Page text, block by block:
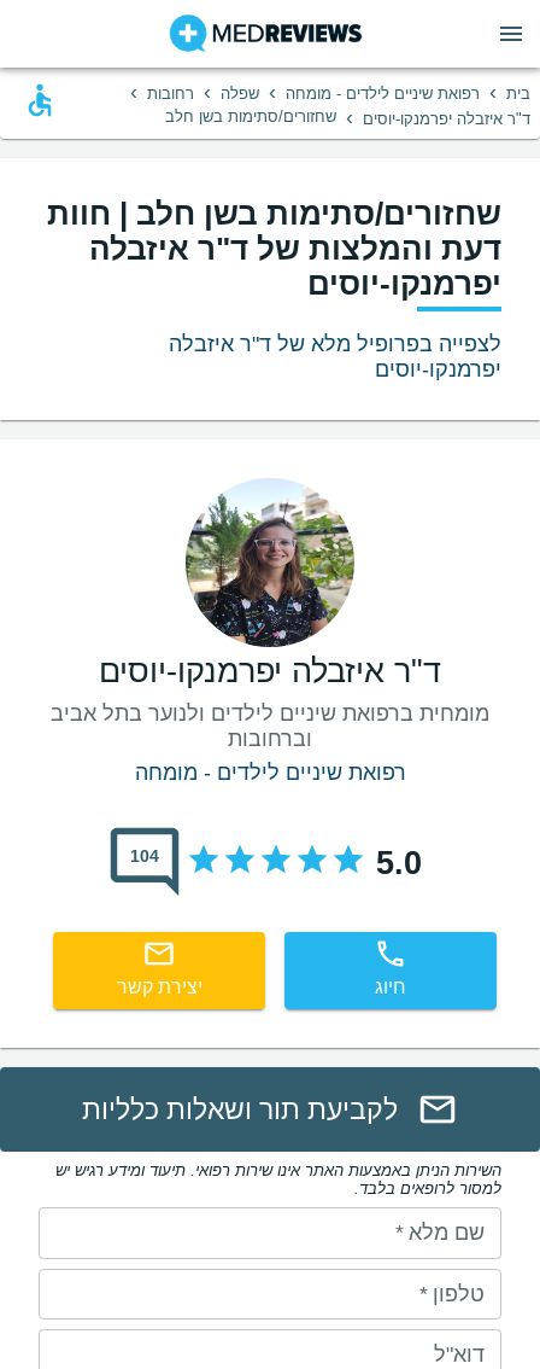
בית › רפואת שיניים לילדים - מומחה › שפלה › רחובות ›
ד"ר איזבלה יפרמנקו-יוסים › שחזורים/סתימות בשן חלב
שחזורים/סתימות בשן חלב | חוות
דעת והמלצות של ד"ר איזבלה
יפרמנקו-יוסים
לצפייה בפרופיל מלא של ד"ר איזבלה
יפרמנקו-יוסים
ד"ר איזבלה יפרמנקו-יוסים
מומחית ברפואת שיניים לילדים ולנוער בתל אביב
וברחובות
רפואת שיניים לילדים - מומחה
5.0
104
חיוג יצירת קשר
לקביעת תור ושאלות כלליות
השירות הניתן באמצעות האתר אינו שירות רפואי. תיעוד ומידע רגיש יש
למסור לרופאים בלבד.
שם מלא *
טלפון *
דוא"ל